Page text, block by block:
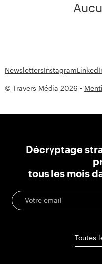
© Travers Média 2026 •
NewslettersInstagram
Décryptage
tous les mois
Toutes